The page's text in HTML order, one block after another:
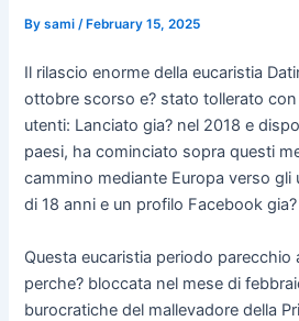
Bysami/February 15, 2025
Il rilascio enorme della eucaristia
ottobre scorso e? stato tollerato
utenti: Lanciato gia? nel 2018 e
paesi, ha cominciato sopra questi
cammino mediante Europa verso gli
di 18 anni e un profilo Facebook
Questa eucaristia periodo parecchio
perche? bloccata nel mese di
burocratiche del mallevadore della